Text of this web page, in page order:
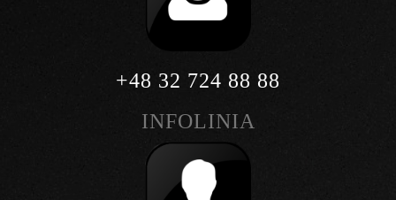
+48 32 724 88 88
INFOLINIA